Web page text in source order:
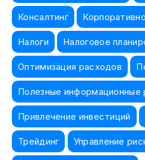
Консалтинг
Налоги Налоговое
Оптимизация расходов
Полезные информационные
Привлечение инвестиций
Трейдинг Управление